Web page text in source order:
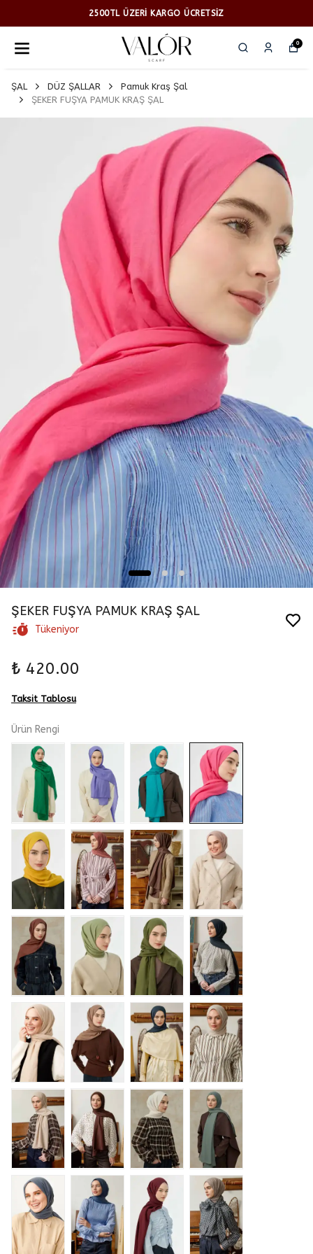
2500TL ÜZERİ KARGO ÜCRETSİZ
0
ŞAL DÜZ ŞALLAR
Pamuk Kraş Şal
ŞEKER FUŞYA PAMUK KRAŞ ŞAL
ŞEKER FUŞYA PAMUK KRAŞ ŞAL
Tükeniyor
₺ 420.00
Taksit Tablosu
Ürün Rengi